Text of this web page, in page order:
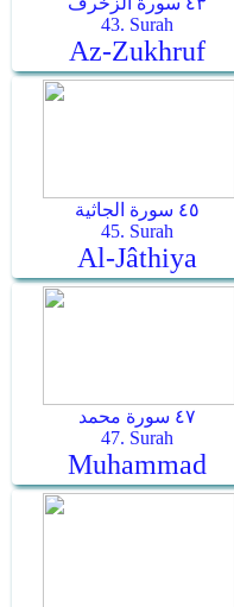
43. Surah
Az-Zukhruf
٤٥ سورة الجاثية
45. Surah
Al-Jâthiya
٤٧ سورة محمد
47. Surah
Muhammad